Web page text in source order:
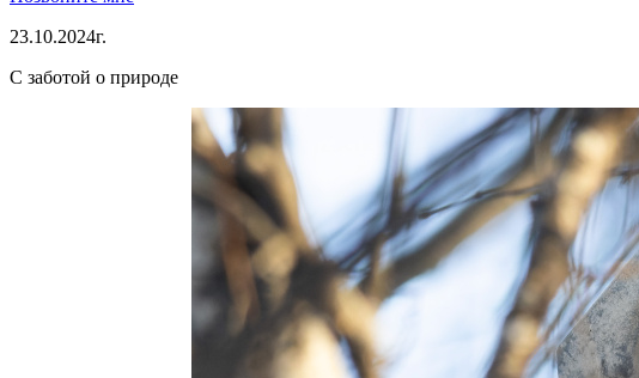
23.10.2024г.
С заботой о природе